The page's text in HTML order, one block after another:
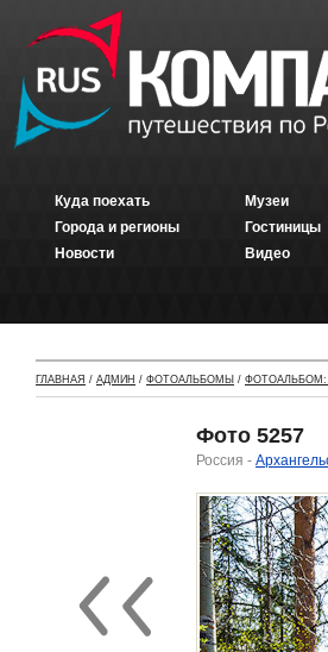
Куда поехать
Города и регионы
Новости
Музеи
Гостиницы
Видео
ГЛАВНАЯ / АДМИН / ФОТОАЛЬБОМЫ / ФОТОАЛЬБОМ:
Фото 5257
Россия -